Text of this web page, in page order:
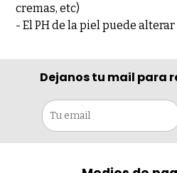
cremas, etc)
- El PH de la piel puede alterar
Dejanos tu mail para